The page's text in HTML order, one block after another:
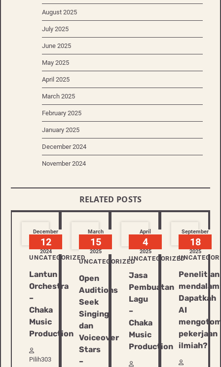
August 2025
July 2025
June 2025
May 2025
April 2025
March 2025
February 2025
January 2025
December 2024
November 2024
RELATED POSTS
December
12
2024
UNCATEGORIZED
Lantun
Orchestra
–
Chaka
Music
Production
Pilih303
March
15
2025
UNCATEGORIZED
Open
Auditions
Seek
Singing
dan
Voiceover
Stars
–
April
4
2025
UNCATEGORIZED
Jasa
Pembuatan
Lagu
–
Chaka
Music
Production
September
18
2025
Penelitian
Dapatkah
AI
pekerjaan
ilmiah?